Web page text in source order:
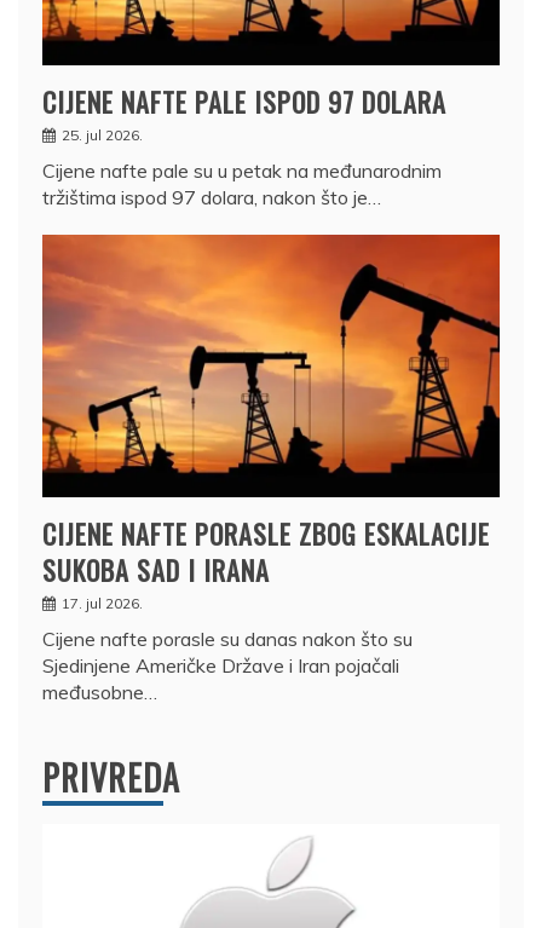
CIJENE NAFTE PALE ISPOD 97 DOLARA
25. jul 2026.
Cijene nafte pale su u petak na međunarodnim
tržištima ispod 97 dolara, nakon što je…
CIJENE NAFTE PORASLE ZBOG ESKALACIJE
SUKOBA SAD I IRANA
17. jul 2026.
Cijene nafte porasle su danas nakon što su
Sjedinjene Američke Države i Iran pojačali
međusobne…
PRIVREDA